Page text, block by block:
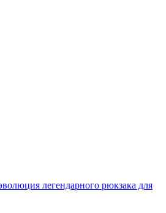
легендарного рюкзака для